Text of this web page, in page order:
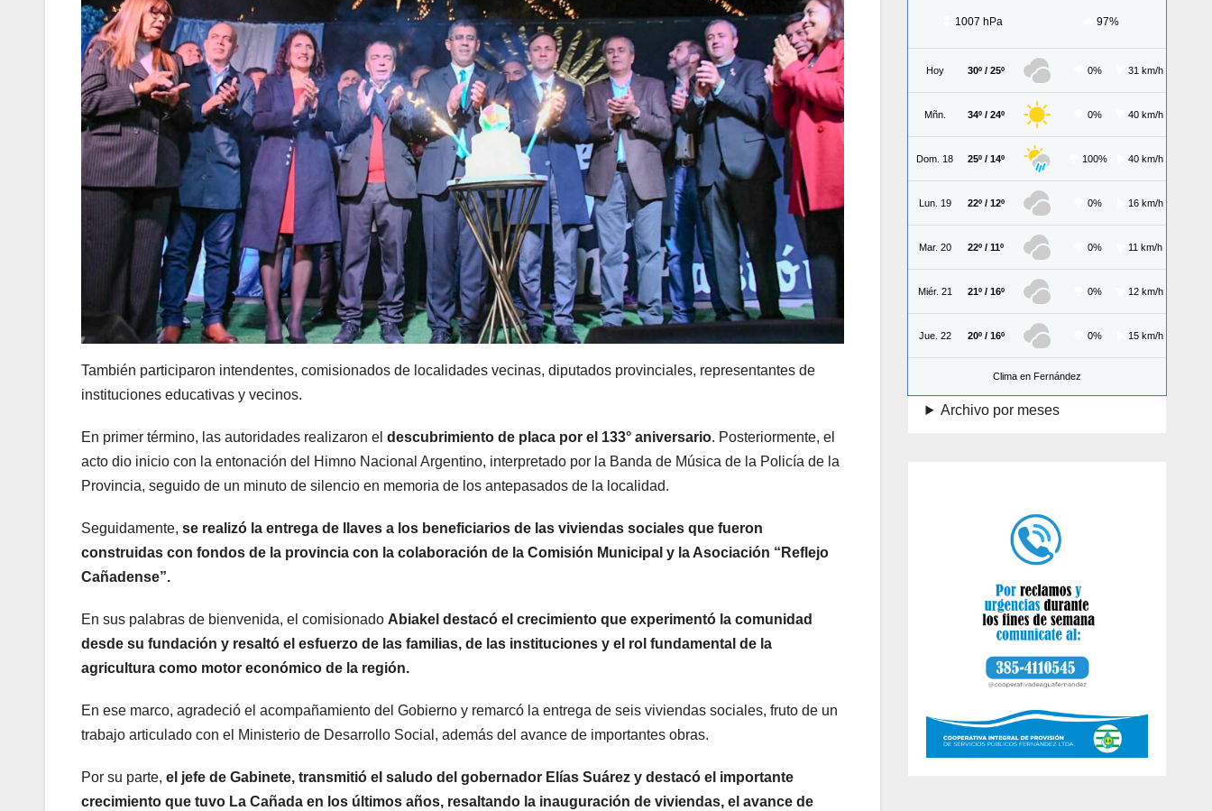
También participaron intendentes, comisionados de localidades vecinas, diputados provinciales, representantes de
instituciones educativas y vecinos.
En primer término, las autoridades realizaron el descubrimiento de placa por el 133° aniversario. Posteriormente, el
acto dio inicio con la entonación del Himno Nacional Argentino, interpretado por la Banda de Música de la Policía de la
Provincia, seguido de un minuto de silencio en memoria de los antepasados de la localidad.
Seguidamente, se realizó la entrega de llaves a los beneficiarios de las viviendas sociales que fueron
construidas con fondos de la provincia con la colaboración de la Comisión Municipal y la Asociación “Reflejo
Cañadense”.
En sus palabras de bienvenida, el comisionado Abiakel destacó el crecimiento que experimentó la comunidad
desde su fundación y resaltó el esfuerzo de las familias, de las instituciones y el rol fundamental de la
agricultura como motor económico de la región.
En ese marco, agradeció el acompañamiento del Gobierno y remarcó la entrega de seis viviendas sociales, fruto de un
trabajo articulado con el Ministerio de Desarrollo Social, además del avance de importantes obras.
Por su parte, el jefe de Gabinete, transmitió el saludo del gobernador Elías Suárez y destacó el importante
crecimiento que tuvo La Cañada en los últimos años, resaltando la inauguración de viviendas, el avance de
1007 hPa 97%
Hoy 30º / 25º 0% 31 km/h
Mñn. 34º / 24º 0% 40 km/h
Dom. 18 25º / 14º 100% 40 km/h
Lun. 19 22º / 12º 0% 16 km/h
Mar. 20 22º / 11º 0% 11 km/h
Miér. 21 21º / 16º 0% 12 km/h
Jue. 22 20º / 16º 0% 15 km/h
Clima en Fernández
Archivo por meses